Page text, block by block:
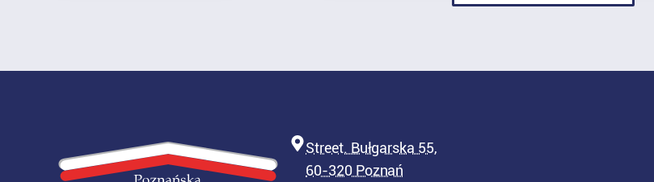
Street. Bułgarska 55,
60-320 Poznań